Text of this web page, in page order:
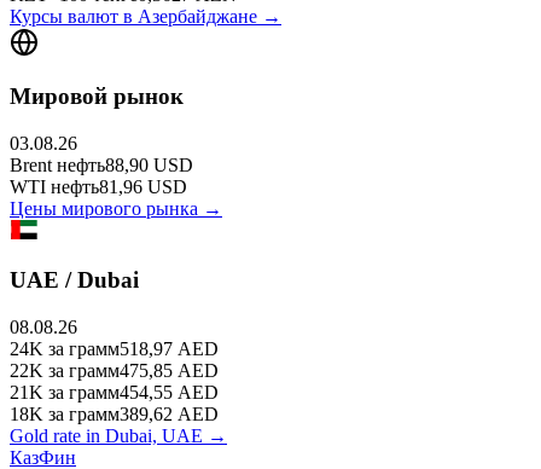
Курсы валют в Азербайджане →
Мировой рынок
03.08.26
Brent нефть88,90 USD
WTI нефть81,96 USD
Цены мирового рынка →
UAE / Dubai
08.08.26
24K за грамм518,97 AED
22K за грамм475,85 AED
21K за грамм454,55 AED
18K за грамм389,62 AED
Gold rate in Dubai, UAE →
КазФин